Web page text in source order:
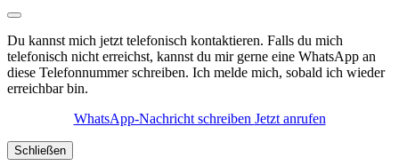
Du kannst mich jetzt telefonisch kontaktieren. Falls du mich
telefonisch nicht erreichst, kannst du mir gerne eine WhatsApp an
diese Telefonnummer schreiben. Ich melde mich, sobald ich wieder
erreichbar bin.
WhatsApp-Nachricht schreiben Jetzt anrufen
Schließen